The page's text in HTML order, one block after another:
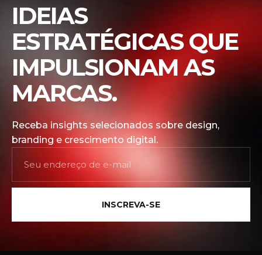
IDEIAS
ESTRATÉGICAS QUE
IMPULSIONAM AS
MARCAS.
Receba insights selecionados sobre design,
branding e crescimento digital.
INSCREVA-SE